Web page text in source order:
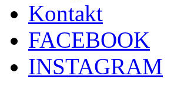
Kontakt
FACEBOOK
INSTAGRAM